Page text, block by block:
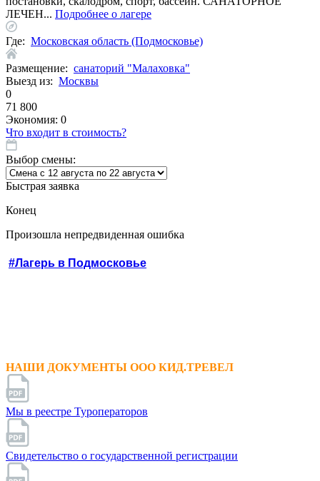
ЛЕЧЕН... Подробнее о лагере
Где: Московская область (Подмосковье)
Размещение: санаторий "Малаховка"
Выезд из: Москвы
0
71 800
Экономия: 0
Что входит в стоимость?
Выбор смены:
Быстрая заявка
Конец
Произошла непредвиденная ошибка
#Лагерь в Подмосковье
НАШИ ДОКУМЕНТЫ ООО КИД.ТРЕВЕЛ
Мы в реестре Туроператоров
Свидетельство о государственной регистрации